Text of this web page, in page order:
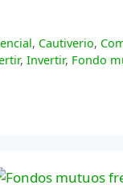
, Cautiverio,
, Invertir, Fondo